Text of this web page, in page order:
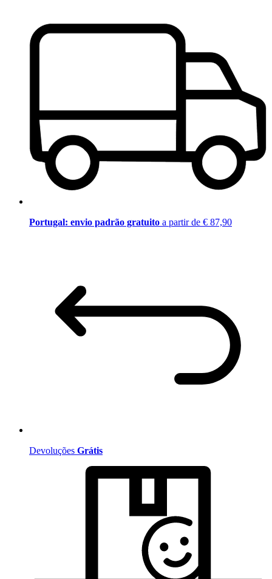
Portugal: envio padrão gratuito a partir de € 87,90
Devoluções Grátis